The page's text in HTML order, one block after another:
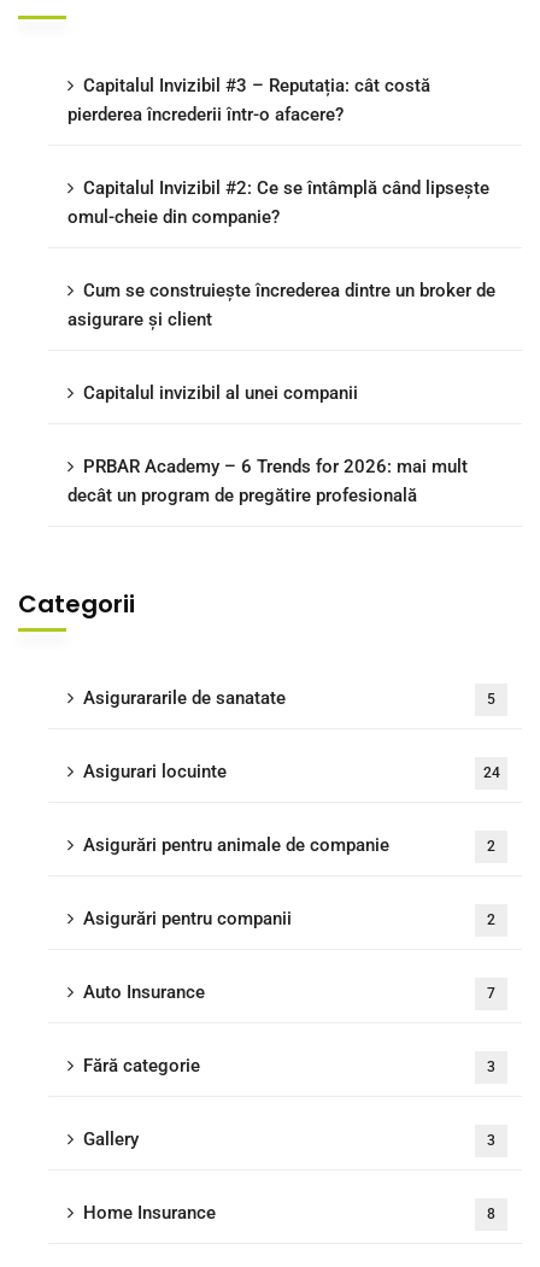
Capitalul Invizibil #3 – Reputația: cât costă
pierderea încrederii într-o afacere?
Capitalul Invizibil #2: Ce se întâmplă când lipsește
omul-cheie din companie?
Cum se construiește încrederea dintre un broker de
asigurare și client
Capitalul invizibil al unei companii
PRBAR Academy – 6 Trends for 2026: mai mult
decât un program de pregătire profesională
Categorii
Asigurararile de sanatate 5
Asigurari locuinte 24
Asigurări pentru animale de companie 2
Asigurări pentru companii 2
Auto Insurance 7
Fără categorie 3
Gallery 3
Home Insurance 8